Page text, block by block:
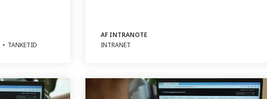
TANKETID
AF INTRANOTE
INTRANET